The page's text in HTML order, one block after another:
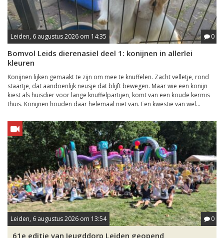
Leiden, 6 augustus 2026 om 14:35 0
Bomvol Leids dierenasiel deel 1: konijnen in allerlei
kleuren
Konijnen lijken gemaakt te zijn om mee te knuffelen. Zacht velletje, rond
staartje, dat aandoenlijk neusje dat blijft bewegen. Maar wie een konijn
kiest als huisdier voor lange knuffelpartijen, komt van een koude kermis
thuis. Konijnen houden daar helemaal niet van. Een kwestie van wel...
Leiden, 6 augustus 2026 om 13:54 0
61e editie van Jeugddorp Leiden geopend